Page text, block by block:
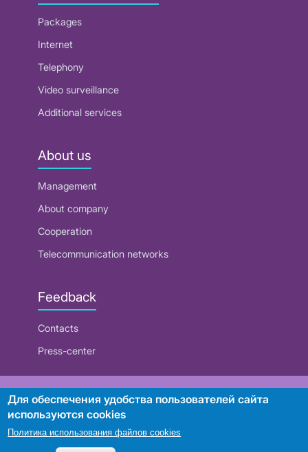
Packages
Internet
Telephony
Video surveillance
Additional services
About us
Management
About company
Cooperation
Telecommunication networks
Feedback
Contacts
Press-center
RUE "Beltelecom"
Search
Для обеспечения удобства пользователей сайта
используются cookies
Политика использования файлов cookies